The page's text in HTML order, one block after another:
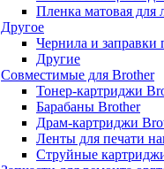
Пленка матовая для
Другое
Чернила и заправки
Другие
Совместимые для Brother
Тонер-картриджи
Барабаны Brother
Драм-картриджи
Ленты для печати
Струйные